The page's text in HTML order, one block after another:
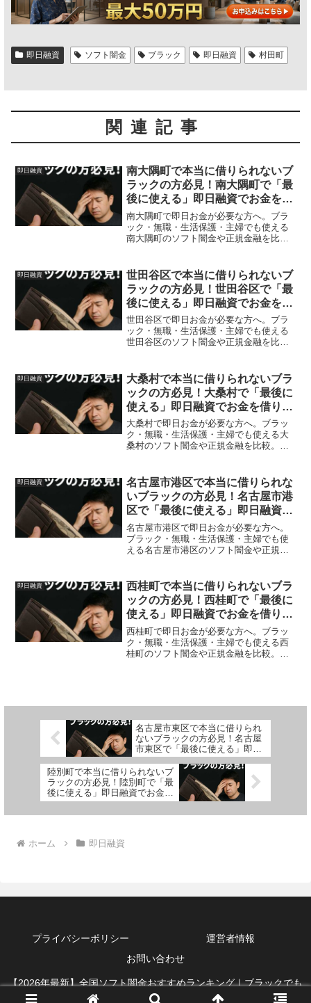
即日融資 ソフト闇金 ブラック 即日融資 村田町
関連記事
即日融資
南大隅町で本当に借りられないブ
ラックの方必見！南大隅町で「最
後に使える」即日融資でお金を借
りる方法を紹介！
南大隅町で即日お金が必要な方へ。ブラ
ック・無職・生活保護・主婦でも使える
南大隅町のソフト闇金や正規金融を比
即日融資
世田谷区で本当に借りられないブ
ラックの方必見！世田谷区で「最
後に使える」即日融資でお金を借
りる方法を紹介！
世田谷区で即日お金が必要な方へ。ブラ
ック・無職・生活保護・主婦でも使える
世田谷区のソフト闇金や正規金融を比
即日融資
大桑村で本当に借りられないブラ
ックの方必見！大桑村で「最後に
使える」即日融資でお金を借りる
方法を紹介！
大桑村で即日お金が必要な方へ。ブラッ
ク・無職・生活保護・主婦でも使える大
桑村のソフト闇金や正規金融を比較。安
即日融資
名古屋市港区で本当に借りられな
いブラックの方必見！名古屋市港
区で「最後に使える」即日融資で
お金を借りる方法を紹介！
名古屋市港区で即日お金が必要な方へ。
ブラック・無職・生活保護・主婦でも使
える名古屋市港区のソフト闇金や正規金
即日融資
西桂町で本当に借りられないブラ
ックの方必見！西桂町で「最後に
使える」即日融資でお金を借りる
方法を紹介！
西桂町で即日お金が必要な方へ。ブラッ
ク・無職・生活保護・主婦でも使える西
桂町のソフト闇金や正規金融を比較。安
名古屋市東区で本当に借りられ
ないブラックの方必見！名古屋
市東区で「最後に使える」即日
融資でお金を借りる方法を紹
介！
陸別町で本当に借りられないブ
ラックの方必見！陸別町で「最
後に使える」即日融資でお金を
借りる方法を紹介！
ホーム 即日融資
プライバシーポリシー
運営者情報
お問い合わせ
【2026年最新】全国ソフト闇金おすすめランキング｜ブラックでも
借りれる即日融資